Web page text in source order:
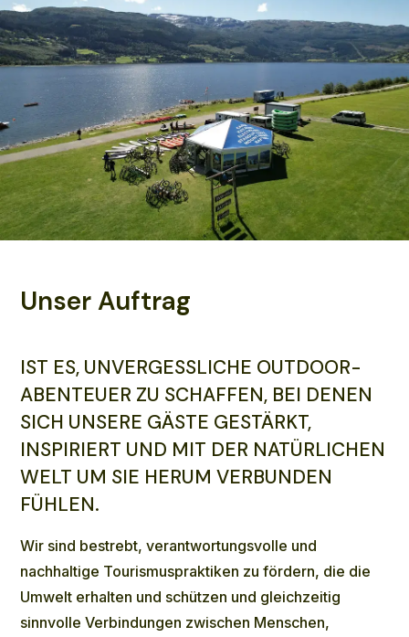
Unser Auftrag
IST ES, UNVERGESSLICHE OUTDOOR-
ABENTEUER ZU SCHAFFEN, BEI DENEN
SICH UNSERE GÄSTE GESTÄRKT,
INSPIRIERT UND MIT DER NATÜRLICHEN
WELT UM SIE HERUM VERBUNDEN
FÜHLEN.
Wir sind bestrebt, verantwortungsvolle und
nachhaltige Tourismuspraktiken zu fördern, die die
Umwelt erhalten und schützen und gleichzeitig
sinnvolle Verbindungen zwischen Menschen,